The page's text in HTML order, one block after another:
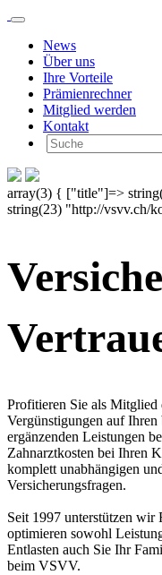
News
Über uns
Ihre Vorteile
Prämienrechner
Mitglied werden
Kontakt
array(3) { ["title"]=>
string(23) "http://vsvv.ch/
Profitieren Sie als
Vergünstigungen auf Ihren
ergänzenden Leistungen
Zahnarztkosten bei Ihren
komplett unabhängigen
Versicherungsfragen.
Seit 1997 unterstützen wir
optimieren sowohl
Entlasten auch Sie Ihr
beim VSVV.